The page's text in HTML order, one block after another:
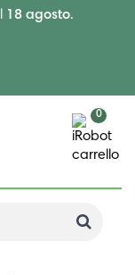
18 agosto.
0